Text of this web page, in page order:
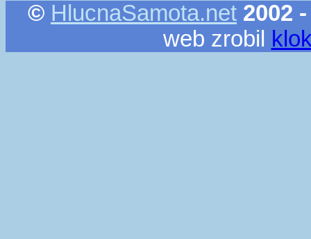
© HlucnaSamota.net 2002
web zrobil